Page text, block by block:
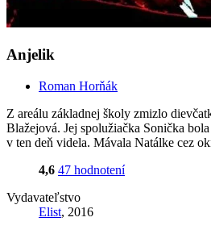
Anjelik
Roman Horňák
Z areálu základnej školy zmizlo
Blažejová. Jej spolužiačka Sonička
v ten deň videla. Mávala Natálke cez
4,6 47 hodnotení
Vydavateľstvo
Elist, 2016